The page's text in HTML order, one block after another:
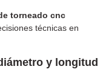
torneado cnc
técnicas en
y longitud